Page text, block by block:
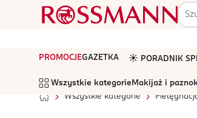
PROMOCJEGAZETKA ☀️ PORADNIK
Wszystkie kategorie Makijaż i
Wszystkie kategorie